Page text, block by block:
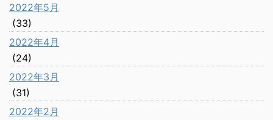
2022年5月
(33)
2022年4月
(24)
2022年3月
(31)
2022年2月